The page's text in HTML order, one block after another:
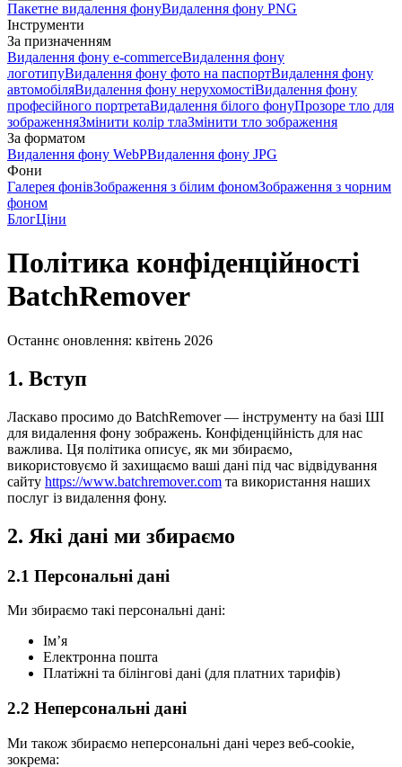
Пакетне видалення фонуВидалення фону PNG
Інструменти
За призначенням
Видалення фону e-commerceВидалення фону
логотипуВидалення фону фото на паспортВидалення фону
автомобіляВидалення фону нерухомостіВидалення фону
професійного портретаВидалення білого фонуПрозоре тло для
зображенняЗмінити колір тлаЗмінити тло зображення
За форматом
Видалення фону WebPВидалення фону JPG
Фони
Галерея фонівЗображення з білим фономЗображення з чорним
фоном
БлогЦіни
Політика конфіденційності
BatchRemover
Останнє оновлення: квітень 2026
1. Вступ
Ласкаво просимо до BatchRemover — інструменту на базі ШІ
для видалення фону зображень. Конфіденційність для нас
важлива. Ця політика описує, як ми збираємо,
використовуємо й захищаємо ваші дані під час відвідування
сайту https://www.batchremover.com та використання наших
послуг із видалення фону.
2. Які дані ми збираємо
2.1 Персональні дані
Ми збираємо такі персональні дані:
Імʼя
Електронна пошта
Платіжні та білінгові дані (для платних тарифів)
2.2 Неперсональні дані
Ми також збираємо неперсональні дані через веб-cookie,
зокрема: